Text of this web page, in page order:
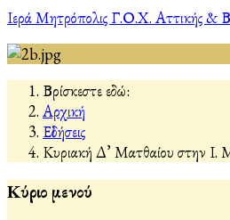
Ιερά Μητρόπολις Γ.Ο.Χ. Αττικής &
Βρίσκεστε εδώ:
Αρχική
Εἰδήσεις
Κυριακή Δ’ Ματθαίου στην
Κύριο μενού